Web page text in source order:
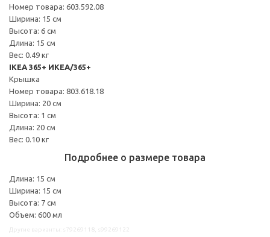
Номер товара: 603.592.08
Ширина: 15 см
Высота: 6 см
Длина: 15 см
Вес: 0.49 кг
IKEA 365+ ИКЕА/365+
Крышка
Номер товара: 803.618.18
Ширина: 20 см
Высота: 1 см
Длина: 20 см
Вес: 0.10 кг
Подробнее о размере товара
Длина: 15 см
Ширина: 15 см
Высота: 7 см
Объем: 600 мл